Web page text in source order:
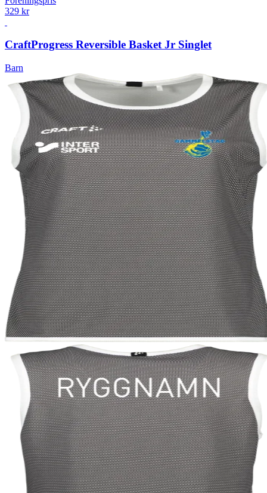
329 kr
CraftProgress Reversible Basket Jr Singlet
Barn